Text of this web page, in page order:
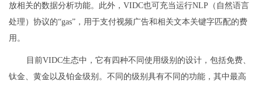
放相关的数据分析功能。此外，VIDC也可充当运行NLP（自然语言
处理）协议的“gas”，用于支付视频广告和相关文本关键字匹配的费
用。
目前VIDC生态中，它有四种不同使用级别的设计，包括免费、
钛金、黄金以及铂金级别。不同的级别具有不同的功能，其中最高